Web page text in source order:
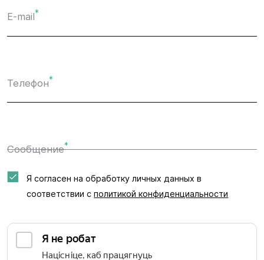
E-mail*
Телефон*
Сообщение*
Я согласен на обработку личных данных в
соответствии сполитикой конфиденциальности